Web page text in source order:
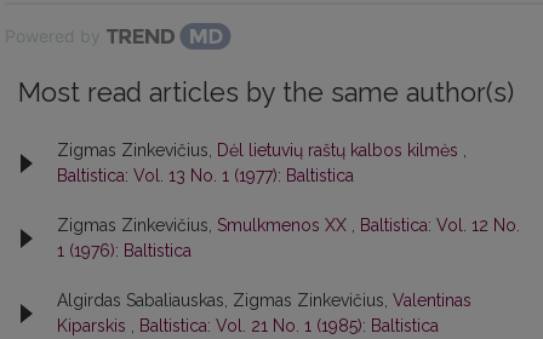
Powered by
Most read articles by the same author(s)
Zigmas Zinkevičius, Dėl lietuvių raštų kalbos kilmės
Baltistica: Vol. 13 No. 1 (1977): Baltistica
Zigmas Zinkevičius, Smulkmenos XX
Baltistica: Vol. 12 No.
1 (1976): Baltistica
Algirdas Sabaliauskas, Zigmas Zinkevičius, Valentinas
Kiparskis
Baltistica: Vol. 21 No. 1 (1985): Baltistica